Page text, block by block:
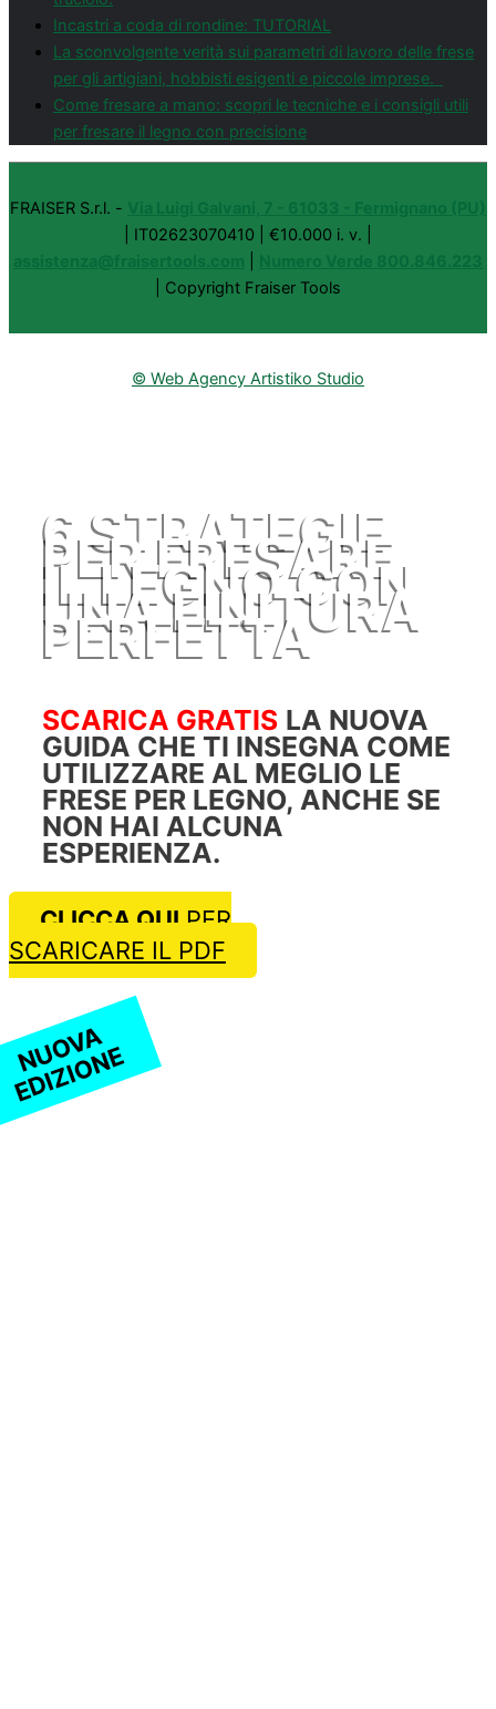
Incastri a coda di rondine: TUTORIAL
La sconvolgente verità sui parametri di lavoro delle frese
per gli artigiani, hobbisti esigenti e piccole imprese.
Come fresare a mano: scopri le tecniche e i consigli utili
per fresare il legno con precisione
FRAISER S.r.l. -
| IT02623070410 | €10.000 i. v. |
| Copyright Fraiser Tools
© Web Agency Artistiko Studio
6 STRATEGIE
PER FRESARE
IL LEGNO CON
UNA FINITURA
PERFETTA
SCARICA GRATIS LA NUOVA
GUIDA CHE TI INSEGNA COME
UTILIZZARE AL MEGLIO LE
FRESE PER LEGNO, ANCHE SE
NON HAI ALCUNA
ESPERIENZA.
CLICCA QUI PER
SCARICARE IL PDF
NUOVA
EDIZIONE